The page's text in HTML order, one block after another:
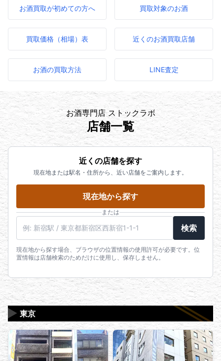
お酒買取が初めての方へ 買取対象のお酒
買取価格（相場）表 近くのお酒買取店舗
お酒の買取方法 LINE査定
お酒専門店 ストックラボ
店舗一覧
近くの店舗を探す
現在地または駅名・住所から、近い店舗をご案内します。
現在地から探す
または
検索
現在地から探す場合、ブラウザの位置情報の使用許可が必要です。位
置情報は店舗検索のためだけに使用し、保存しません。
東京
▶